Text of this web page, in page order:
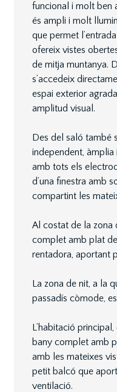
funcional i molt ben
és ampli i molt
que permet
ofereix vistes
de mitja muntanya.
s’accedeix
espai exterior
amplitud visual.
Des del saló també
independent,
amb tots els
d’una finestra amb
compartint les
Al costat de la zona
complet amb plat
rentadora, aportant
La zona de nit, a la
passadís còmode,
L’habitació
bany complet amb
amb les mateixes
petit balcó que
ventilació.